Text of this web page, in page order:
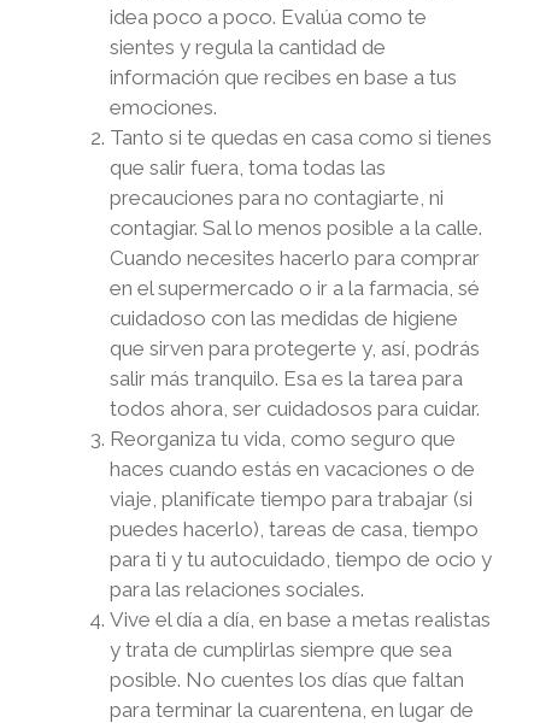
idea poco a poco. Evalúa como te
sientes y regula la cantidad de
información que recibes en base a tus
emociones.
Tanto si te quedas en casa como si tienes
que salir fuera, toma todas las
precauciones para no contagiarte, ni
contagiar. Sal lo menos posible a la calle.
Cuando necesites hacerlo para comprar
en el supermercado o ir a la farmacia, sé
cuidadoso con las medidas de higiene
que sirven para protegerte y, así, podrás
salir más tranquilo. Esa es la tarea para
todos ahora, ser cuidadosos para cuidar.
Reorganiza tu vida, como seguro que
haces cuando estás en vacaciones o de
viaje, planifícate tiempo para trabajar (si
puedes hacerlo), tareas de casa, tiempo
para ti y tu autocuidado, tiempo de ocio y
para las relaciones sociales.
Vive el día a día, en base a metas realistas
y trata de cumplirlas siempre que sea
posible. No cuentes los días que faltan
para terminar la cuarentena, en lugar de